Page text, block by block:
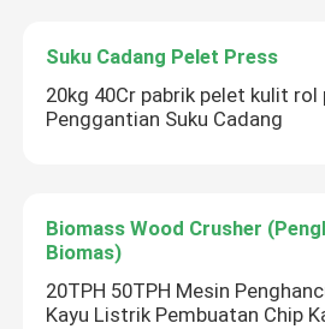
Suku Cadang Pelet Press
20kg 40Cr pabrik pelet kulit rol
Penggantian Suku Cadang
Biomass Wood Crusher
Biomas)
20TPH 50TPH Mesin
Kayu Listrik Pembuatan Chip